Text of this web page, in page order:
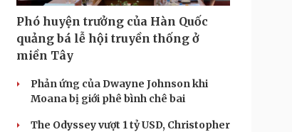
Phó huyện trưởng của Hàn Quốc
quảng bá lễ hội truyền thống ở
miền Tây
Phản ứng của Dwayne Johnson khi
Moana bị giới phê bình chê bai
The Odyssey vượt 1 tỷ USD, Christopher